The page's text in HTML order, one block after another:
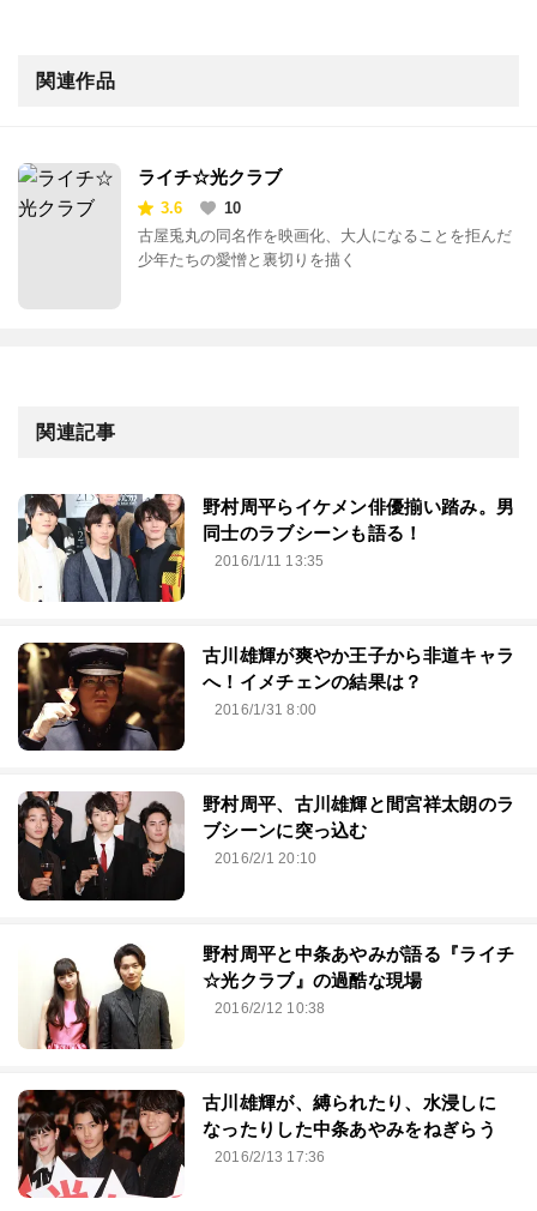
関連作品
ライチ☆光クラブ
3.6
10
古屋兎丸の同名作を映画化、大人になることを拒んだ
少年たちの愛憎と裏切りを描く
関連記事
野村周平らイケメン俳優揃い踏み。男
同士のラブシーンも語る！
2016/1/11 13:35
古川雄輝が爽やか王子から非道キャラ
へ！イメチェンの結果は？
2016/1/31 8:00
野村周平、古川雄輝と間宮祥太朗のラ
ブシーンに突っ込む
2016/2/1 20:10
野村周平と中条あやみが語る『ライチ
☆光クラブ』の過酷な現場
2016/2/12 10:38
古川雄輝が、縛られたり、水浸しに
なったりした中条あやみをねぎらう
2016/2/13 17:36